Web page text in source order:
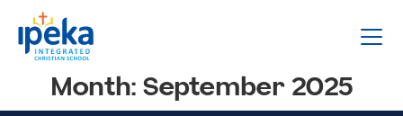
Month: September 2025